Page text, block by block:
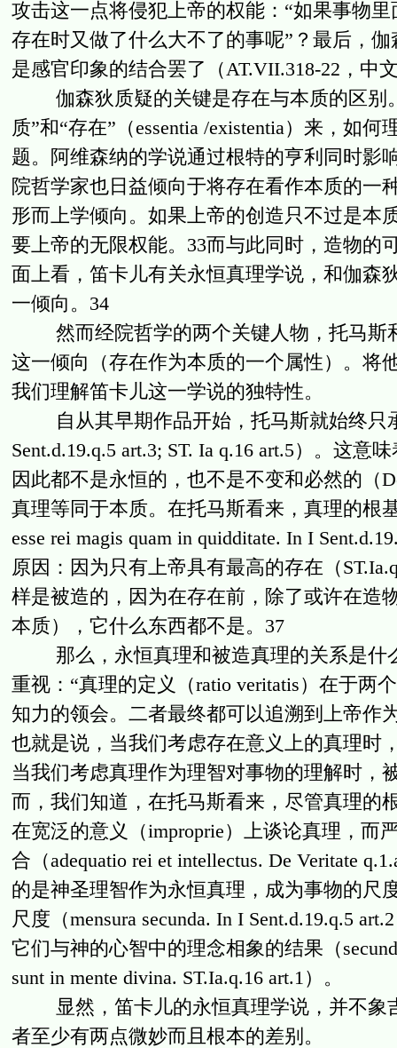
攻击这一点将侵犯上帝的权能：“如果事物
存在时又做了什么大不了的事呢”？最后，
是感官印象的结合罢了（AT.VII.318-22，中
伽森狄质疑的关键是存在与本质的区别
质”和“存在”（essentia /existentia）来，如
题。阿维森纳的学说通过根特的亨利同时影
院哲学家也日益倾向于将存在看作本质的一
形而上学倾向。如果上帝的创造只不过是本
要上帝的无限权能。33而与此同时，造物的
面上看，笛卡儿有关永恒真理学说，和伽森
一倾向。34
然而经院哲学的两个关键人物，托马斯
这一倾向（存在作为本质的一个属性）。将
我们理解笛卡儿这一学说的独特性。
自从其早期作品开始，托马斯就始终只
Sent.d.19.q.5 art.3; ST. Ia q.16 art.5）。这
因此都不是永恒的，也不是不变和必然的（
真理等同于本质。在托马斯看来，真理的根
esse rei magis quam in quidditate. In I
原因：因为只有上帝具有最高的存在（
样是被造的，因为在存在前，除了或许在造
本质），它什么东西都不是。37
那么，永恒真理和被造真理的关系是什
重视：“真理的定义（ratio veritatis）在于两
知力的领会。二者最终都可以追溯到上帝作
也就是说，当我们考虑存在意义上的真理时
当我们考虑真理作为理智对事物的理解时，
而，我们知道，在托马斯看来，尽管真理的
在宽泛的意义（improprie）上谈论真理，而
合（adequatio rei et intellectus. De Veritate
的是神圣理智作为永恒真理，成为事物的尺
尺度（mensura secunda. In I Sent.d.19.q.5
它们与神的心智中的理念相象的结果（
sunt in mente divina. ST.Ia.q.16 art.1）。
显然，笛卡儿的永恒真理学说，并不象
者至少有两点微妙而且根本的差别。